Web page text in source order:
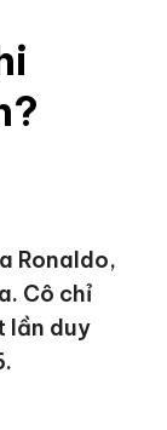
Ronaldo,
Cô chỉ
lần duy